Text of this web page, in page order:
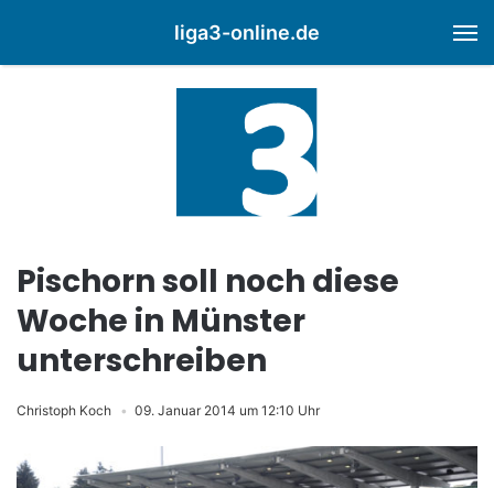
liga3-online.de
Pischorn soll noch diese
Woche in Münster
unterschreiben
Christoph Koch 09. Januar 2014 um 12:10 Uhr